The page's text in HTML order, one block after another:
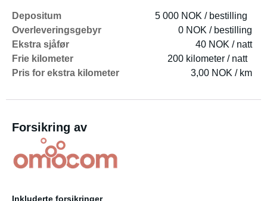
Depositum
5 000 NOK / bestilling
Overleveringsgebyr
0 NOK / bestilling
Ekstra sjåfør
40 NOK / natt
Frie kilometer
200 kilometer / natt
Pris for ekstra kilometer
3,00 NOK / km
Forsikring av
Inkluderte forsikringer